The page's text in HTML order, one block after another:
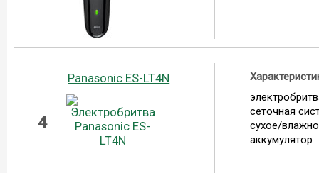
4
Panasonic ES-LT4N
сеточная
сухое/
аккумулятор